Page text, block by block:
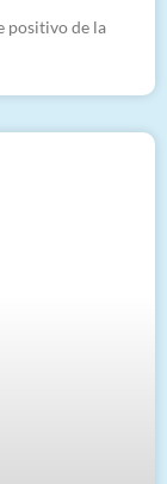
positivo de la